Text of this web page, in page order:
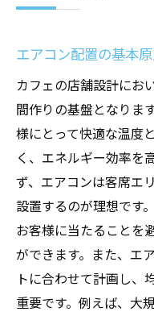
エアコン配置の基本
カフェの店舗設計にお
間作りの基盤となりま
様にとって快適な温度
く、エネルギー効率を
ず、エアコンは客席エ
設置するのが理想です
お客様に当たることを
ができます。また、エ
トに合わせて計画し、
重要です。例えば、大